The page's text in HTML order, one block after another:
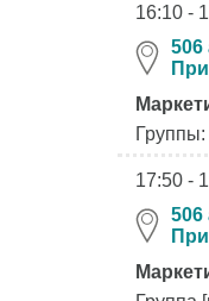
16:10 -
506
17:50 -
506